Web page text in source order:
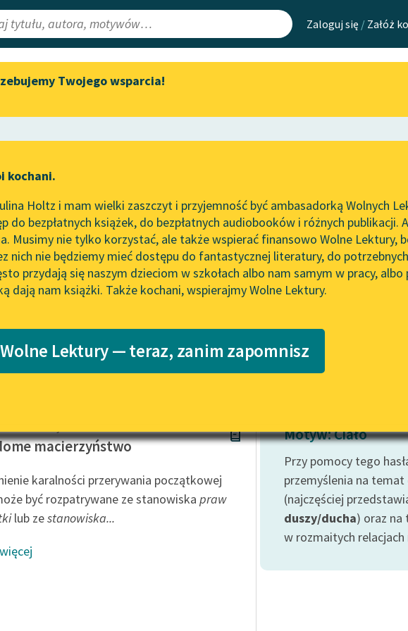
Zaloguj się / Załóż
Lektury
redakcyjne
Aktualności
„Prokurator Alicja Horn” do
literatury skandynawskiej
Spotkanie z Katarzyną Tunkiel
w Oslo
102. lata temu zmarł Joseph
Conrad
Lektury szkolne i klasyka
literatury do słuchania dla
E-kolekcja lektur szkolnych i
literatury do słuchania dla
uczennic i uczniów z
niepełnosprawnościami
Feministyczne inspiracje.
Popularyzacja skandynawskiej
literatury feministycznej
Mapa Wolnych Lektur
Leśmianator
API
OAI-PMH
Widget Wolnych Lektur
Katalog
Katalog w formacie PDF
Twojego wsparcia!
kochani.
Holtz i mam wielki zaszczyt i przyjemność być ambasadorką Wolnych
do bezpłatnych książek, do bezpłatnych audiobooków i różnych publikacji.
Musimy nie tylko korzystać, ale także wspierać finansowo Wolne Lektury,
nich nie będziemy mieć dostępu do fantastycznej literatury, do
przydają się naszym dzieciom w szkołach albo nam samym w pracy,
dają nam książki. Także kochani, wspierajmy Wolne Lektury.
Lektury — teraz, zanim zapomnisz
Budzińska-Tylicka✖
macierzyństwo
karalności przerywania początkowej
być rozpatrywane ze stanowiska praw
lub zestanowiska...
Motyw: Ciało
Przy pomocy tego
przemyślenia na temat
(najczęściej
duszy/ducha) oraz na
w rozmaitych